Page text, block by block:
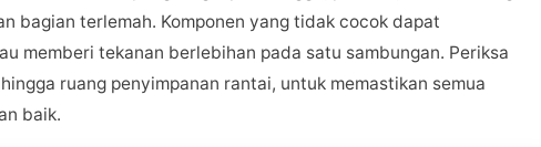
bagian terlemah. Komponen yang tidak cocok dapat
memberi tekanan berlebihan pada satu sambungan. Periksa
ruang penyimpanan rantai, untuk memastikan semua
baik.